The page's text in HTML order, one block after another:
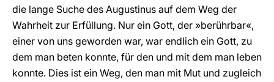
die lange Suche des Augustinus auf dem Weg der
Wahrheit zur Erfüllung. Nur ein Gott, der »berührbar«,
einer von uns geworden war, war endlich ein Gott, zu
dem man beten konnte, für den und mit dem man leben
konnte. Dies ist ein Weg, den man mit Mut und zugleich